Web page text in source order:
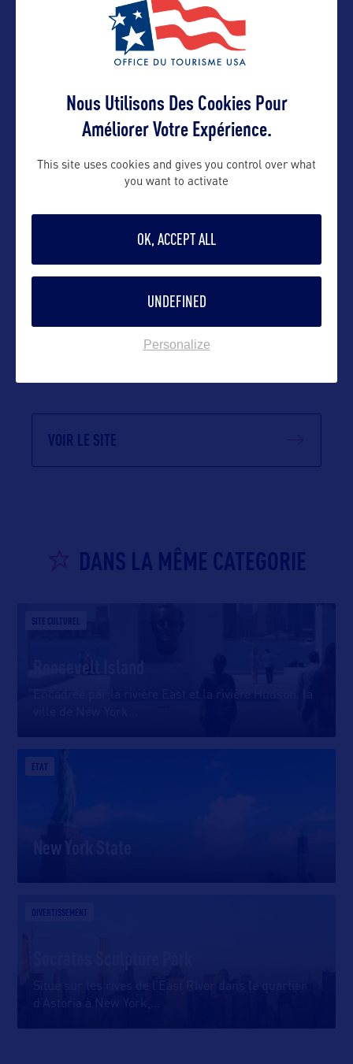
Contact presse
claire.chirouze@summitov.com
Contact pro
Suivre
VOIR LE SITE
DANS LA MÊME CATEGORIE
SITE CULTUREL
Roosevelt Island
Encadrée par la rivière East et la rivière Hudson, la
ÉTAT
New York State
DIVERTISSEMENT
d’Astoria à New York,
Nous Utilisons Des Cookies Pour
Améliorer Votre Expérience.
This site uses cookies and gives you control over what
you want to activate
OK, ACCEPT ALL
UNDEFINED
Personalize